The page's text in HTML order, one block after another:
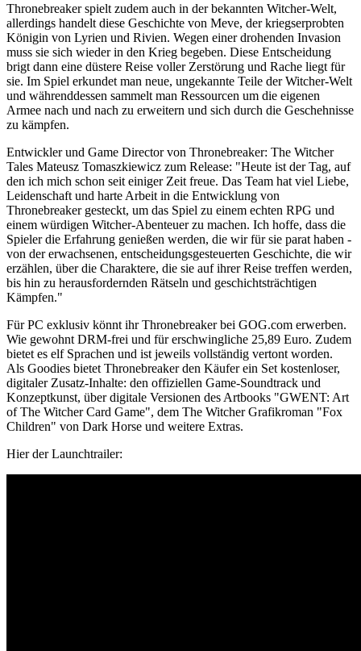
Thronebreaker spielt zudem auch in der bekannten Witcher-Welt,
allerdings handelt diese Geschichte von Meve, der kriegserprobten
Königin von Lyrien und Rivien. Wegen einer drohenden Invasion
muss sie sich wieder in den Krieg begeben. Diese Entscheidung
brigt dann eine düstere Reise voller Zerstörung und Rache liegt für
sie. Im Spiel erkundet man neue, ungekannte Teile der Witcher-Welt
und währenddessen sammelt man Ressourcen um die eigenen
Armee nach und nach zu erweitern und sich durch die Geschehnisse
zu kämpfen.
Entwickler und Game Director von Thronebreaker: The Witcher
Tales Mateusz Tomaszkiewicz zum Release: "Heute ist der Tag, auf
den ich mich schon seit einiger Zeit freue. Das Team hat viel Liebe,
Leidenschaft und harte Arbeit in die Entwicklung von
Thronebreaker gesteckt, um das Spiel zu einem echten RPG und
einem würdigen Witcher-Abenteuer zu machen. Ich hoffe, dass die
Spieler die Erfahrung genießen werden, die wir für sie parat haben -
von der erwachsenen, entscheidungsgesteuerten Geschichte, die wir
erzählen, über die Charaktere, die sie auf ihrer Reise treffen werden,
bis hin zu herausfordernden Rätseln und geschichtsträchtigen
Kämpfen."
Für PC exklusiv könnt ihr Thronebreaker bei GOG.com erwerben.
Wie gewohnt DRM-frei und für erschwingliche 25,89 Euro. Zudem
bietet es elf Sprachen und ist jeweils vollständig vertont worden.
Als Goodies bietet Thronebreaker den Käufer ein Set kostenloser,
digitaler Zusatz-Inhalte: den offiziellen Game-Soundtrack und
Konzeptkunst, über digitale Versionen des Artbooks "GWENT: Art
of The Witcher Card Game", dem The Witcher Grafikroman "Fox
Children" von Dark Horse und weitere Extras.
Hier der Launchtrailer: